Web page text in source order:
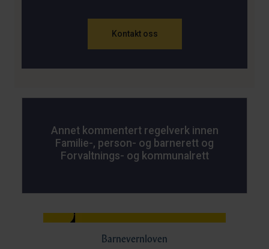
Kontakt oss
Annet kommentert regelverk innen
Familie-, person- og barnerett og
Forvaltnings- og kommunalrett
Barnevernloven